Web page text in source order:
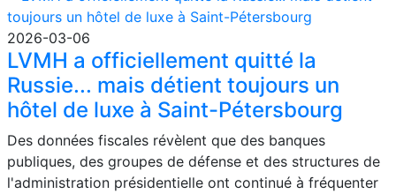
2026-03-06
LVMH a officiellement quitté la
Russie... mais détient toujours un
hôtel de luxe à Saint-Pétersbourg
Des données fiscales révèlent que des banques
publiques, des groupes de défense et des structures de
l'administration présidentielle ont continué à fréquenter